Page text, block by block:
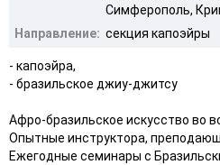
Симферополь,
Направление: секция капоэйры
- капоэйра,
- бразильское джиу-джитсу
Афро-бразильское искусство во
Опытные инструктора,
Ежегодные семинары с